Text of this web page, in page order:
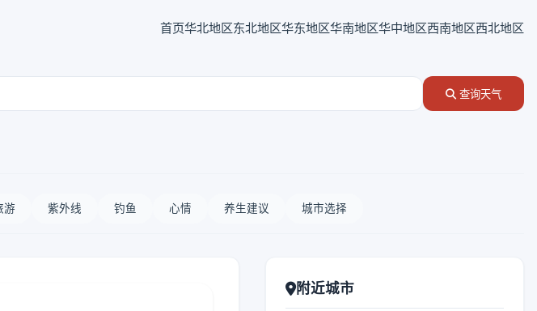
首页华北地区东北地区华东地区华南地区华中地区西南地区西北地区
查询天气
游 紫外线 钓鱼 心情 养生建议 城市选择
附近城市